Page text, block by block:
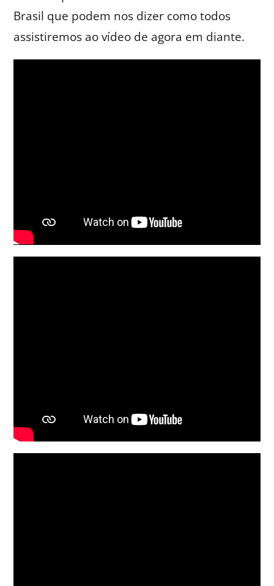
Brasil que podem nos dizer como todos
assistiremos ao vídeo de agora em diante.